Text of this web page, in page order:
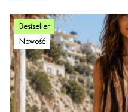
Bestseller
Nowość